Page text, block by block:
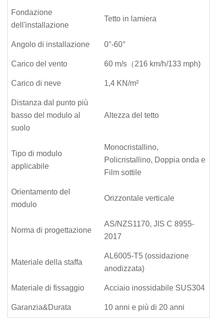
Fondazione
dell'installazione
Tetto in lamiera
Angolo di installazione 0°-60°
Carico del vento 60 m/s（216 km/h/133 mph)
Carico di neve 1,4 KN/m²
Distanza dal punto più
basso del modulo al
suolo
Altezza del tetto
Tipo di modulo
applicabile
Monocristallino,
Policristallino, Doppia onda e
Film sottile
Orientamento del
modulo
Orizzontale verticale
Norma di progettazione
AS/NZS1170, JIS C 8955-
2017
Materiale della staffa
AL6005-T5 (ossidazione
anodizzata)
Materiale di fissaggio Acciaio inossidabile SUS304
Garanzia&Durata 10 anni e più di 20 anni